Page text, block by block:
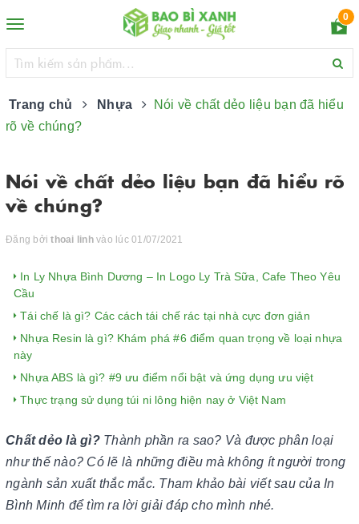
Toggle
navigation
0
Trang chủ Nhựa
Nói về chất dẻo liệu bạn đã hiểu
rõ về chúng?
Nói về chất dẻo liệu bạn đã hiểu rõ
về chúng?
Đăng bởithoai linhvào lúc 01/07/2021
In Ly Nhựa Bình Dương – In Logo Ly Trà Sữa, Cafe Theo Yêu
Cầu
Tái chế là gì? Các cách tái chế rác tại nhà cực đơn giản
Nhựa Resin là gì? Khám phá #6 điểm quan trọng về loại nhựa
này
Nhựa ABS là gì? #9 ưu điểm nổi bật và ứng dụng ưu việt
Thực trạng sử dụng túi ni lông hiện nay ở Việt Nam
Chất dẻo là gì?Thành phần ra sao? Và được phân loại
như thế nào? Có lẽ là những điều mà không ít người trong
ngành sản xuất thắc mắc. Tham khảo bài viết sau của In
Bình Minh để tìm ra lời giải đáp cho mình nhé.